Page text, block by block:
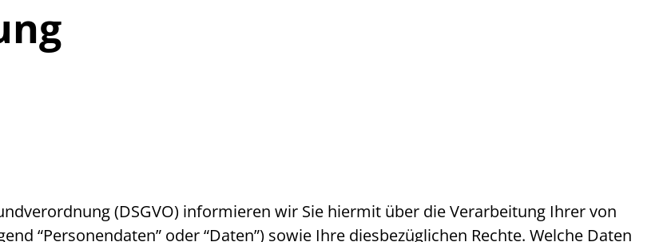
(DSGVO) informieren wir Sie hiermit über die Verarbeitung Ihrer von
“Personendaten” oder “Daten”) sowie Ihre diesbezüglichen Rechte. Welche Daten